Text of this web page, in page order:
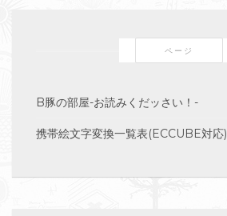
ページ
B豚の部屋-お読みくだッさい！-
携帯絵文字変換一覧表(ECCUBE対応)